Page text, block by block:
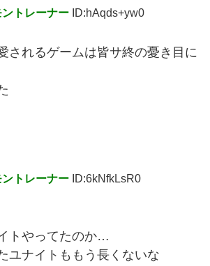
トレーナー ID:hAqds+yw0
されるゲームは皆サ終の憂き目に
トレーナー ID:6kNfkLsR0
トやってたのか…
ユナイトももう長くないな